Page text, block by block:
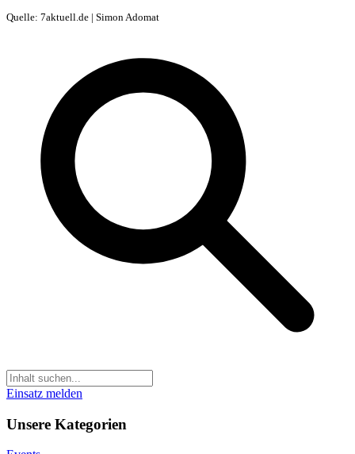
Quelle: 7aktuell.de | Simon Adomat
Einsatz melden
Unsere Kategorien